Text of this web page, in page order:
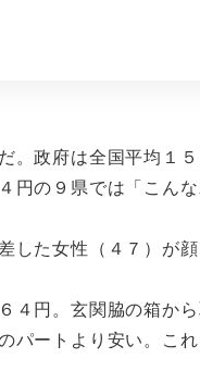
。政府は全国平均１５
円の９県では「こん
した女性（４７）が
円。玄関脇の箱から
パートより安い。こ